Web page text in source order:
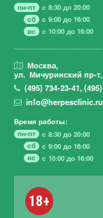
пн-пт
с 8:30 до 20:00
сб
с 9:00 до 16:00
вс
с 10:00 до 16:00
Москва,
ул. Мичуринский пр-т,
(495)734-23-41,(495)
info@herpesclinic.ru
Время работы:
пн-пт
с 8:30 до 20:00
сб
с 9:00 до 16:00
вс
с 10:00 до 16:00
18+